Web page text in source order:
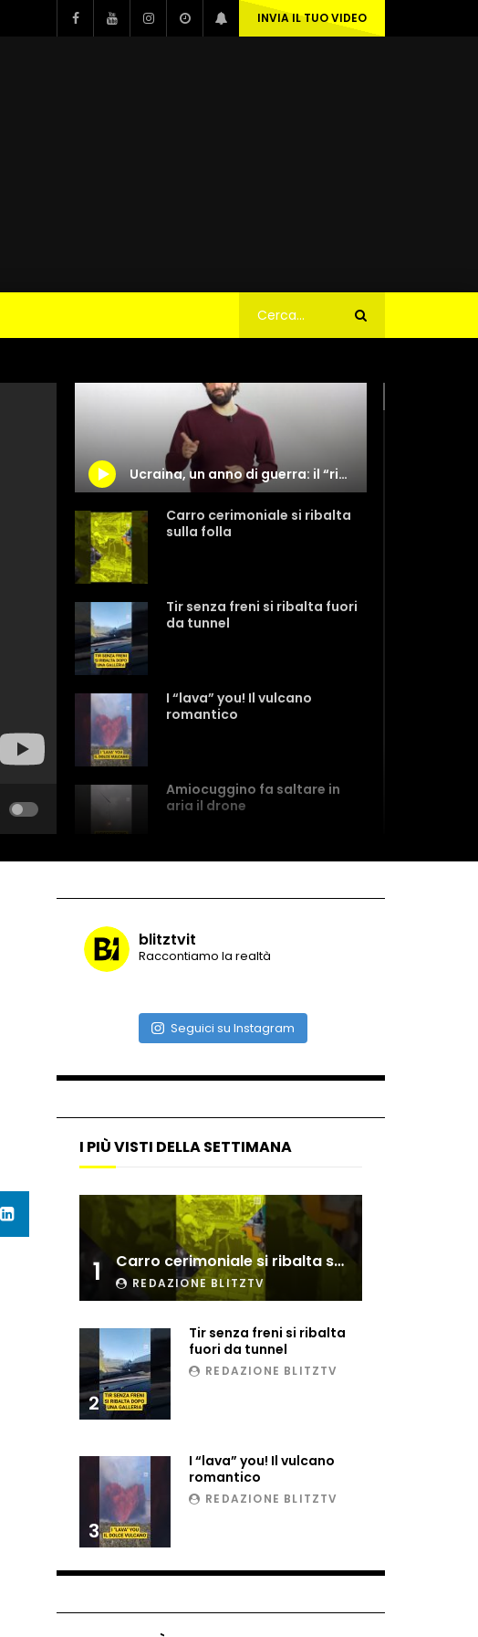
INVIA IL TUO VIDEO
Ucraina, un anno di guerra: il “risiko” continua
Carro cerimoniale si ribalta
sulla folla
Tir senza freni si ribalta fuori
da tunnel
I “lava” you! Il vulcano
romantico
Amiocuggino fa saltare in
aria il drone
dopo incidente
Nei casinò arriva il cambio
Esplode cabina elettrica
sotterranea
Grattacielo crolla per un
incendio
Ammiocuggino con la ruspa…
blitztvit
Raccontiamo la realtà
Seguici su Instagram
I PIÙ VISTI DELLA SETTIMANA
1 Carro cerimoniale si ribalta sulla folla
REDAZIONE BLITZTV
2
Tir senza freni si ribalta
fuori da tunnel
REDAZIONE BLITZTV
3
I “lava” you! Il vulcano
romantico
REDAZIONE BLITZTV